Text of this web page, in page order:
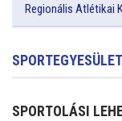
Regionális Atlétikai
SPORTOLÁSI